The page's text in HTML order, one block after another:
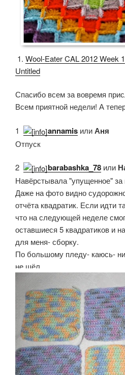
1. Wool-Eater CAL 2012 Week 1
Untitled
Спасибо всем за вовремя
Всем приятной недели! А
1. annamis илиАня
Отпуск
2. barabashka_78 или
Навёрстывала "упущенное"
Даже на фото видно
отчёта квадратик. Если идти
что на следующей неделе
оставшиеся 5 квадратиков и
для меня- сборку.
По большому пледу- каюсь-
не шёл.